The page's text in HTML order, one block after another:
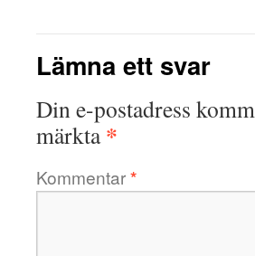
Lämna ett svar
Din e-postadress
märkta*
Kommentar*